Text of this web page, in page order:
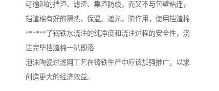
可逾越的挡渣、滤渣、集渣防线，而又不与包壁粘连，
挡渣棉有好的隔热、保温、遮光、防作用，使用挡渣棉
******了钢铁水浇注的纯净度和浇注过程的安全性，浇
注完毕挡渣棉一扒即落
泡沫陶瓷过滤网工艺在铸铁生产中应该加强推广，以求
创造更大的经济效益。